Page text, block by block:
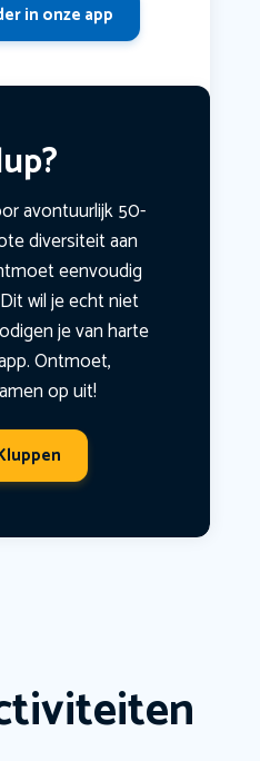
in onze app
avontuurlijk 50-
diversiteit aan
eenvoudig
wil je echt niet
je van harte
Ontmoet,
op uit!